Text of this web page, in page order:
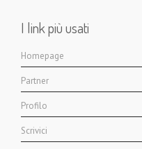
I link più usati
Homepage
Partner
Profilo
Scrivici